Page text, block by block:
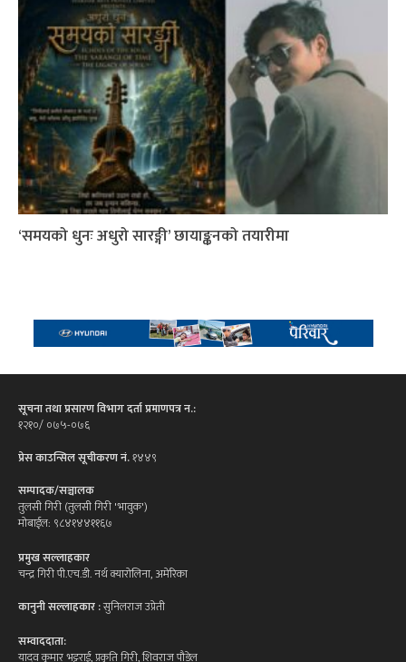
‘समयको धुनः अधुरो सारङ्गी’ छायाङ्कनको तयारीमा
सूचना तथा प्रसारण विभाग दर्ता प्रमाणपत्र न.:
१२१०/ ०७५-०७६
प्रेस काउन्सिल सूचीकरण नं.१४४९
सम्पादक/सञ्चालक
तुलसी गिरी (तुलसी गिरी 'भावुक')
मोबाईल: ९८४१४४११६७
प्रमुख सल्लाहकार
चन्द्र गिरी पी.एच.डी. नर्थ क्यारोलिना, अमेरिका
कानुनी सल्लाहकार :सुनिलराज उप्रेती
सम्वाददाता:
यादव कुमार भट्टराई, प्रकृति गिरी, शिवराज पौडेल